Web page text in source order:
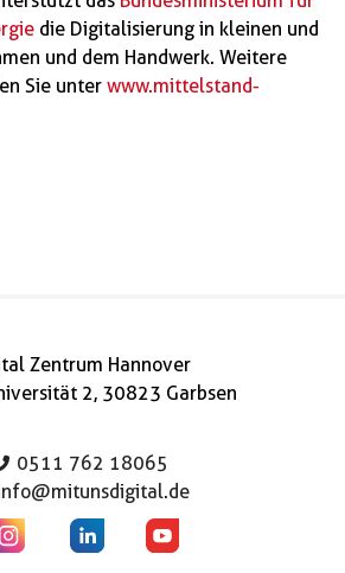
die Digitalisierung in kleinen und
und dem Handwerk. Weitere
Sie unter www.mittelstand-
Zentrum Hannover
2, 30823 Garbsen
0511 762 18065